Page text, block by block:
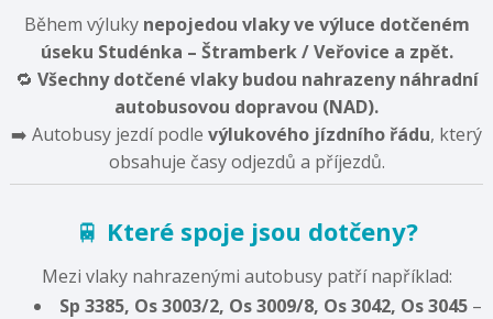
Během výluky nepojedou vlaky ve výluce dotčeném
úseku Studénka – Štramberk / Veřovice a zpět.
🔁 Všechny dotčené vlaky budou nahrazeny náhradní
autobusovou dopravou (NAD).
➡️ Autobusy jezdí podle výlukového jízdního řádu, který
obsahuje časy odjezdů a příjezdů.
🚆 Které spoje jsou dotčeny?
Mezi vlaky nahrazenými autobusy patří například:
Sp 3385, Os 3003/2, Os 3009/8, Os 3042, Os 3045–